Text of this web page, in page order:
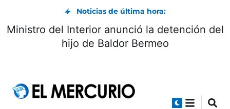
Noticias de última hora:
Zhud: circulación controlada
el feriado de agosto
Ministro